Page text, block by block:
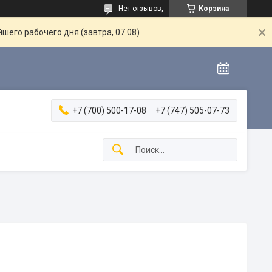
Корзина
Нет отзывов,
рабочего дня (завтра, 07.08)
+7 (700) 500-17-08 +7 (747) 505-07-73